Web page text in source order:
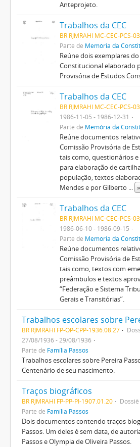
Anteprojeto.
Trabalhos da CEC
BR RJMRAHI MC-CEC-PCS-
Parte de Memória da
Reúne dois exemplares
Constitucional elaborado
Provisória de Estudos
Trabalhos da CEC
BR RJMRAHI MC-CEC-PCS-
1986-11-05 - 1986-12-31
Parte de Memória da
Reúne documentos
Comissão Provisória de
tais como, questionários
para elaboração de
população; textos
Mendes e por Gilberto ... »
Trabalhos da CEC
BR RJMRAHI MC-CEC-PCS-
1986-06-10 - 1986-09-15
Parte de Memória da
Reúne documentos
Comissão Provisória de
tais como, textos com
preâmbulos e textos
“Federação e Sistema
Gerais e Transitórias”.
Trabalhos escolares sobre
BR RJMRAHI FP-OP-CPP-1936.08.27
27/08/1936 - 29/08/1936
Parte de Família Passos
Trabalhos escolares sobre Pereira
Centenário de seu nascimento.
Traços biográficos
BR RJMRAHI FP-PP-PI-1907.01.20 Dossiê
Parte de Família Passos
Dois documentos contendo traços
Passos. Um deles é sem data, de
Passos e Olympia de Oliveira Passos.